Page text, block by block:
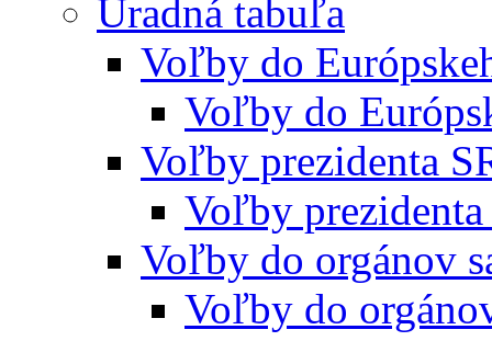
Úradná tabuľa
Voľby do
Voľby do
Voľby prezidenta
Voľby
Voľby do orgánov
Voľby do